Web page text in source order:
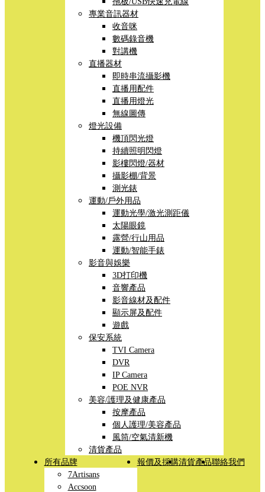
專業音訊器材
收音咪
數碼錄音機
對講機
直播器材
即時串流攝影機
直播用配件
直播用燈光
無線圖傳
燈光設備
機頂閃光燈
持續照明閃燈
影樓閃燈/器材
攝影棚/背景
測光錶
運動/戶外用品
運動光學/激光測距儀
太陽眼鏡
露營/行山用品
運動/智能手錶
影音與娛樂
3D打印機
音響產品
影音線材及配件
顯示屏及配件
遊戲
保安系統
TVI Camera
DVR
IP Camera
POE NVR
美容/護理及健康產品
按摩產品
個人護理/美容產品
風筒/空氣清新機
清貨產品
所有品牌
7Artisans
Accsoon
報價及採購清貨產品聯絡我們